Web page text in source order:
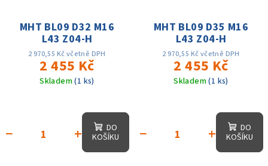
MHT BL09 D32 M16
L43 Z04-H
2 970,55 Kč včetně DPH
2 455 Kč
Skladem(1 ks)
+
−
DO
KOŠÍKU
MHT BL09 D35 M16
L43 Z04-H
2 970,55 Kč včetně DPH
2 455 Kč
Skladem(1 ks)
+
−
DO
KOŠÍKU